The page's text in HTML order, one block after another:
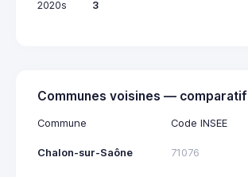
2020s
3
Communes voisines — comparatif
Commune Code INSEE
Chalon-sur-Saône 71076